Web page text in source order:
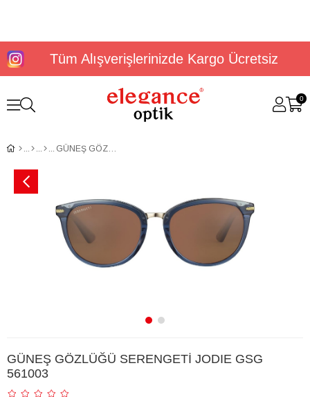
Tüm Alışverişlerinizde Kargo Ücretsiz
0
GÜNEŞ GÖZLÜĞÜ SERENGETİ JODIE GSG 561003
GÜNEŞ GÖZLÜĞÜ SERENGETİ JODIE GSG
561003